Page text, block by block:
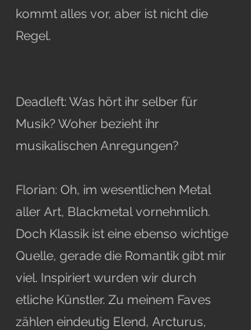
kommt alles vor, aber ist nicht die
Regel.
Deadleft: Was hört ihr selber für
Musik? Woher bezieht ihr
musikalischen Anregungen?
Florian: Oh, im wesentlichen Metal
aller Art, Blackmetal vornehmlich.
Doch Klassik ist eine ebenso wichtige
Quelle, gerade die Romantik gibt mir
viel. Inspiriert wurden wir durch
etliche Künstler. Zu meinem Faves
zählen eindeutig Elend, Arcturus,